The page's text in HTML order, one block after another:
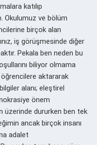
katılıp
Okulumuz ve bölüm
birçok alan
iş görüşmesinde diğer
Pekala ben neden bu
biliyor olmama
aktararak
alanı; eleştirel
önem
üzerinde dururken ben tek
ancak birçok insanı
adalet